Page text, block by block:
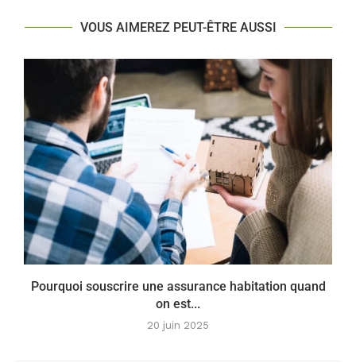
VOUS AIMEREZ PEUT-ÊTRE AUSSI
Pourquoi souscrire une assurance habitation quand
on est...
20 juin 2025